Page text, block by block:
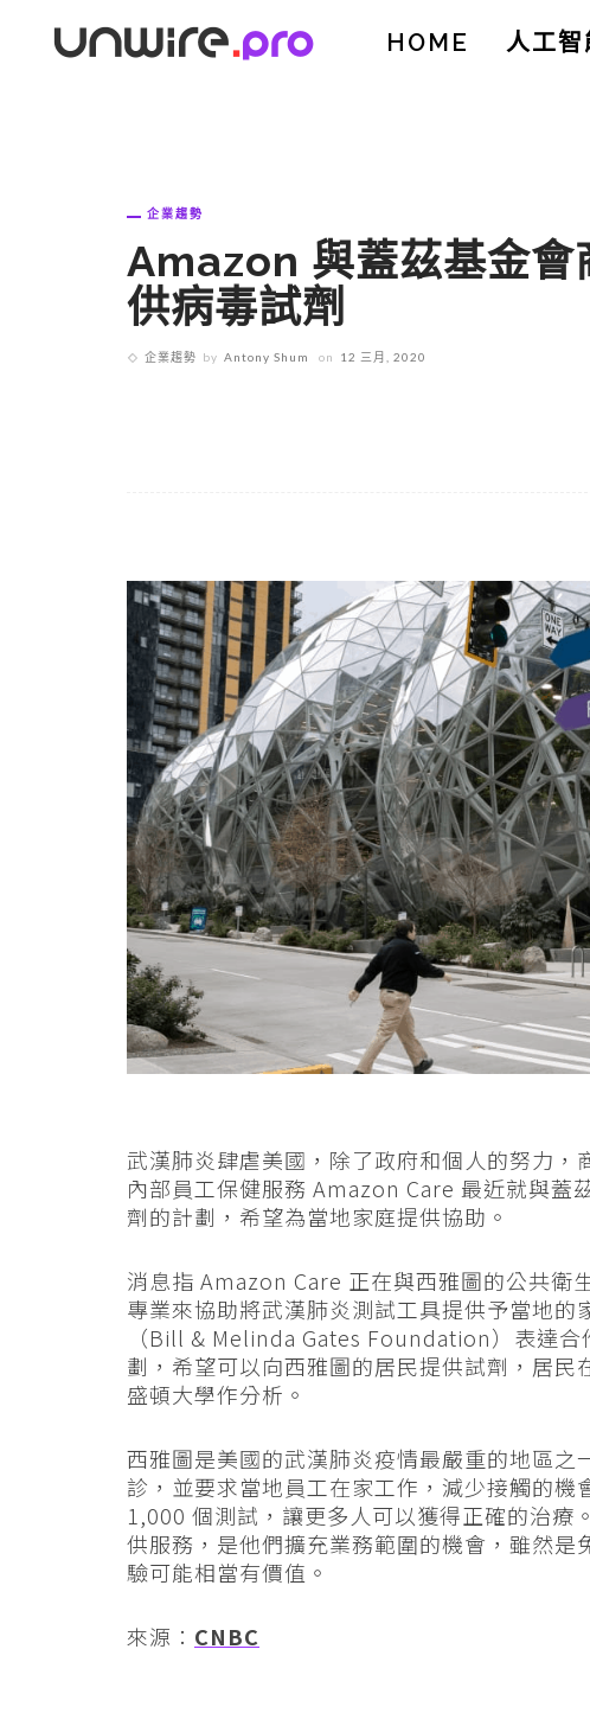
HOME 人工智
企業趨勢
Amazon 與蓋茲基金會
供病毒試劑
企業趨勢 by Antony Shum on 12 三月, 2020
武漢肺炎肆虐美國，除了政府和個人的努力
內部員工保健服務 Amazon Care 最近就與蓋
劑的計劃，希望為當地家庭提供協助。
消息指 Amazon Care 正在與西雅圖的公共衛
專業來協助將武漢肺炎測試工具提供予當地
（Bill & Melinda Gates Foundation）表達
劃，希望可以向西雅圖的居民提供試劑，居
盛頓大學作分析。
西雅圖是美國的武漢肺炎疫情最嚴重的地區
診，並要求當地員工在家工作，減少接觸的
1,000 個測試，讓更多人可以獲得正確的治
供服務，是他們擴充業務範圍的機會，雖然
驗可能相當有價值。
來源： CNBC